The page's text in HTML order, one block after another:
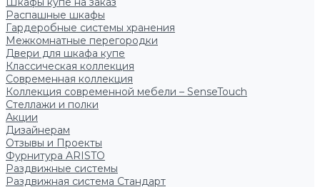
Распашные шкафы
Гардеробные системы хранения
Межкомнатные перегородки
Двери для шкафа купе
Классическая коллекция
Современная коллекция
Коллекция современной мебели – SenseTouch
Стеллажи и полки
Акции
Дизайнерам
Отзывы и Проекты
Фурнитура ARISTO
Раздвижные системы
Раздвижная система Стандарт